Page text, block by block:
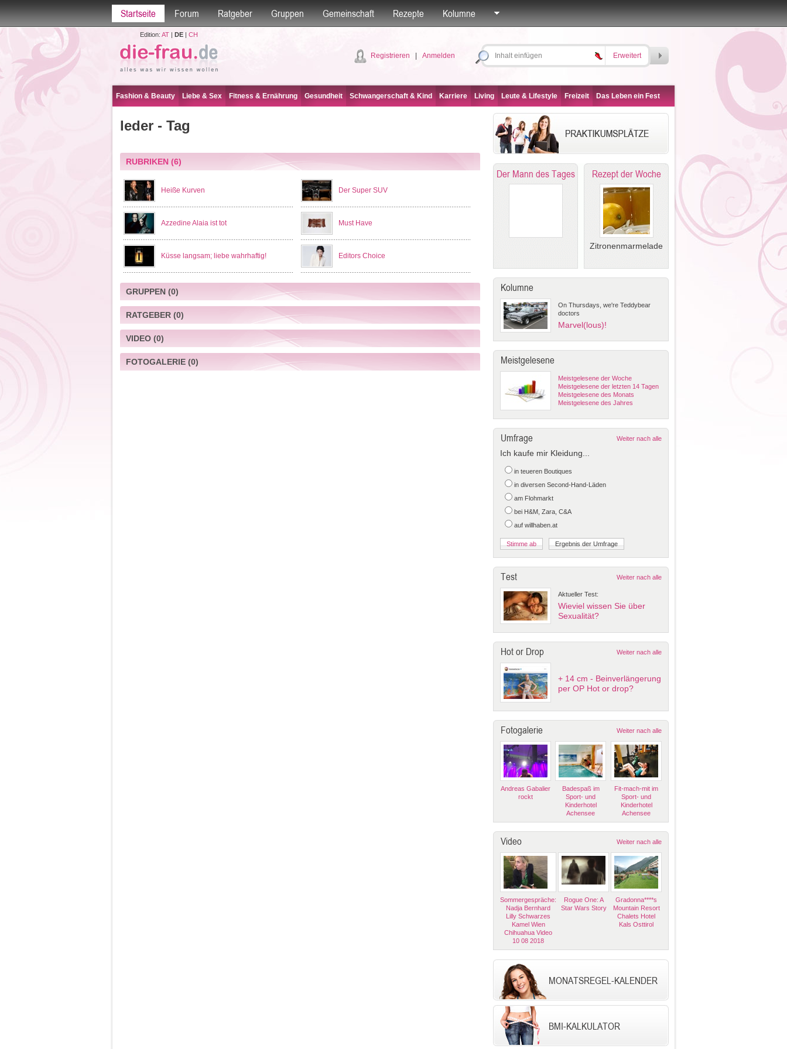
Startseite Forum Ratgeber Gruppen Gemeinschaft Rezepte Kolumne
Edition: AT| DE| CH
Registrieren Anmelden Erweitert
Fashion & Beauty Liebe & Sex Fitness & Ernährung Gesundheit Schwangerschaft & Kind Karriere Living Leute & Lifestyle Freizeit Das Leben ein Fest
leder - Tag
RUBRIKEN(6)
Heiße Kurven Der Super SUV
Azzedine Alaia ist tot Must Have
Küsse langsam; liebe wahrhaftig! Editors Choice
GRUPPEN(0)
RATGEBER(0)
VIDEO(0)
FOTOGALERIE(0)
Der Mann des Tages Rezept der Woche
Zitronenmarmelade
Kolumne
On Thursdays, we're Teddybear
doctors
Marvel(lous)!
Meistgelesene
Meistgelesene der Woche
Meistgelesene der letzten 14 Tagen
Meistgelesene des Monats
Meistgelesene des Jahres
Umfrage Weiter nach alle
Ich kaufe mir Kleidung...
in teueren Boutiques
in diversen Second-Hand-Läden
am Flohmarkt
bei H&M, Zara, C&A
auf willhaben.at
Test Weiter nach alle
Aktueller Test:
Wieviel wissen Sie über
Sexualität?
Hot or Drop Weiter nach alle
+ 14 cm - Beinverlängerung
per OP Hot or drop?
Fotogalerie Weiter nach alle
Andreas Gabalier
rockt
Badespaß im
Sport- und
Kinderhotel
Achensee
Fit-mach-mit im
Sport- und
Kinderhotel
Achensee
Video Weiter nach alle
Sommergespräche:
Nadja Bernhard
Lilly Schwarzes
Kamel Wien
Chihuahua Video
10 08 2018
Rogue One: A
Star Wars Story
Gradonna****s
Mountain Resort
Chalets Hotel
Kals Osttirol
MONATSREGEL-KALENDER
BMI-KALKULATOR